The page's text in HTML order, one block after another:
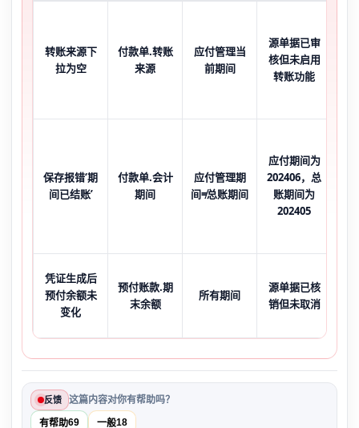
转账来源下
拉为空
付款单.转账
来源
应付管理当
前期间
源单据已审
核但未启用
转账功能
保存报错‘期
间已结账’
付款单.会计
期间
应付管理期
间≠总账期间
应付期间为
202406，总
账期间为
202405
凭证生成后
预付余额未
变化
预付账款.期
末余额
所有期间
源单据已核
销但未取消
反馈 这篇内容对你有帮助吗？
有帮助69 一般18